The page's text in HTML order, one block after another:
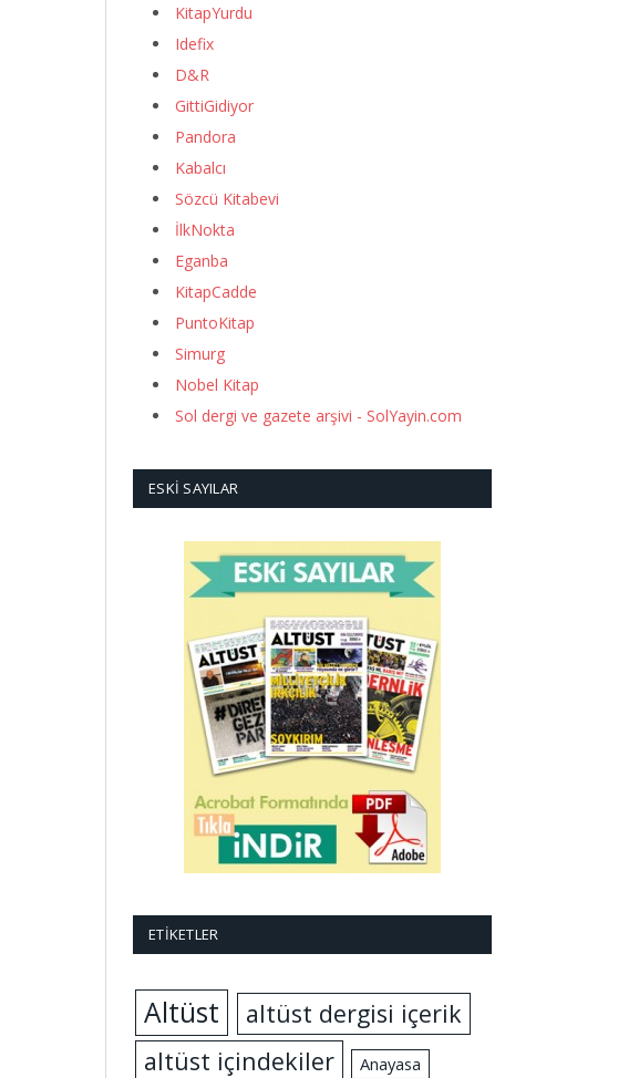
KitapYurdu
Idefix
D&R
GittiGidiyor
Pandora
Kabalcı
Sözcü Kitabevi
İlkNokta
Eganba
KitapCadde
PuntoKitap
Simurg
Nobel Kitap
Sol dergi ve gazete arşivi - SolYayin.com
ESKI SAYILAR
ETIKETLER
Altüst
altüst dergisi içerik
altüst içindekiler
Anayasa